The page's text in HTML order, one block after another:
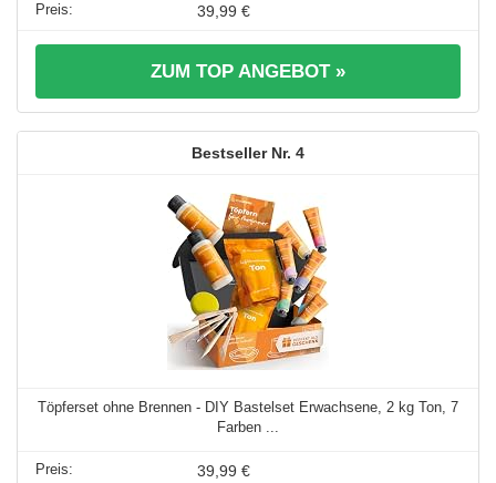
39,99 €
ZUM TOP ANGEBOT »
4
Töpferset ohne Brennen - DIY Bastelset Erwachsene, 2 kg Ton, 7
Farben ...
39,99 €